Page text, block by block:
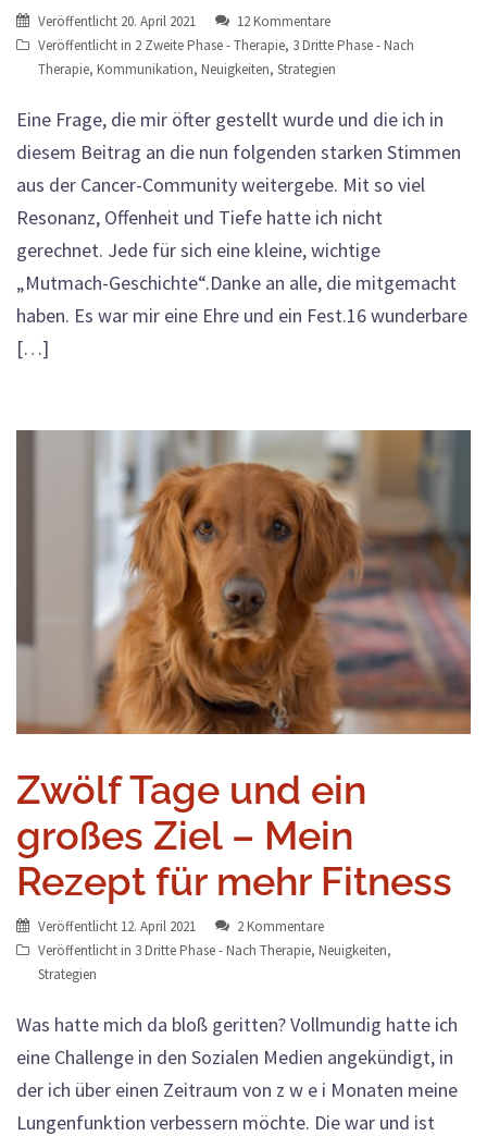
Veröffentlicht 20. April 2021
12 Kommentare
Veröffentlicht in 2 Zweite Phase - Therapie, 3 Dritte Phase - Nach
Therapie, Kommunikation, Neuigkeiten, Strategien
Eine Frage, die mir öfter gestellt wurde und die ich in
diesem Beitrag an die nun folgenden starken Stimmen
aus der Cancer-Community weitergebe. Mit so viel
Resonanz, Offenheit und Tiefe hatte ich nicht
gerechnet. Jede für sich eine kleine, wichtige
„Mutmach-Geschichte“.Danke an alle, die mitgemacht
haben. Es war mir eine Ehre und ein Fest.16 wunderbare
[…]
Zwölf Tage und ein
großes Ziel – Mein
Rezept für mehr Fitness
Veröffentlicht 12. April 2021
2 Kommentare
Veröffentlicht in 3 Dritte Phase - Nach Therapie, Neuigkeiten,
Strategien
Was hatte mich da bloß geritten? Vollmundig hatte ich
eine Challenge in den Sozialen Medien angekündigt, in
der ich über einen Zeitraum von z w e i Monaten meine
Lungenfunktion verbessern möchte. Die war und ist